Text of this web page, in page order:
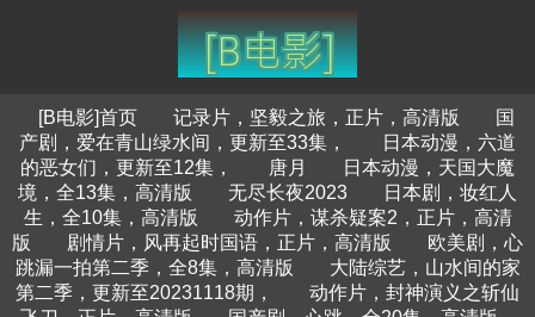
[B电影]首页 记录片，坚毅之旅，正片，高清版
国
产剧，爱在青山绿水间，更新至33集，
日本动漫，六道
的恶女们，更新至12集，
唐月
日本动漫，天国大魔
境，全13集，高清版
无尽长夜2023
日本剧，妆红人
生，全10集，高清版
动作片，谋杀疑案2，正片，高清
版
剧情片，风再起时国语，正片，高清版
欧美剧，心
跳漏一拍第二季，全8集，高清版
大陆综艺，山水间的家
第二季，更新至20231118期，
动作片，封神演义之斩仙